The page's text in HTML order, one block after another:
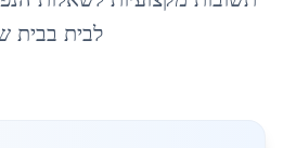
לבית בבית